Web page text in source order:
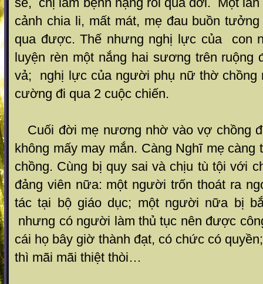
cảnh chia li, mất mát, mẹ đau buồn
qua được. Thế nhưng nghị lực của con
luyện rèn một nắng hai sương trên ruộng
vả; nghị lực của người phụ nữ thờ chồng
cường đi qua 2 cuộc chiến.
Cuối đời mẹ nương nhờ vào vợ chồng
không mấy may mắn. Càng Nghĩ mẹ
chồng. Cùng bị quy sai và chịu tù tội với
đảng viên nữa: một người trốn thoát ra
tác tại bộ giáo dục; một người nữa bị
nhưng có người làm thủ tục nên được
cái họ bây giờ thành đạt, có chức có
thì mãi mãi thiệt thòi…